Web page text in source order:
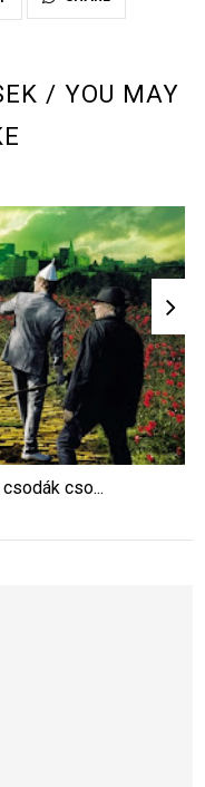
/ YOU MAY
cso...